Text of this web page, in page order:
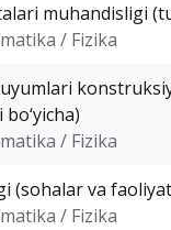
muhandisligi
/ Fizika
/ Fizika
(sohalar va
/ Fizika